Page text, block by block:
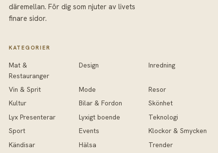
däremellan. För dig som njuter av livets
finare sidor.
KATEGORIER
Mat &
Restauranger
Design Inredning
Vin & Sprit Mode
Resor
Kultur
Bilar & Fordon
Skönhet
Lyx Presenterar
Lyxigt boende
Teknologi
Sport
Events
Klockor & Smycken
Kändisar
Hälsa
Trender